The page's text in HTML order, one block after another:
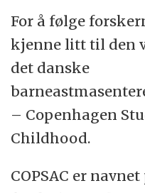
For å følge
kjenne litt til den
det danske
– Copenhagen
Childhood.
COPSAC er